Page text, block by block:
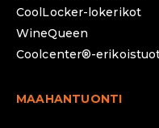
CoolLocker-lokerikot
WineQueen
Coolcenter®-
MAAHANTUONTI